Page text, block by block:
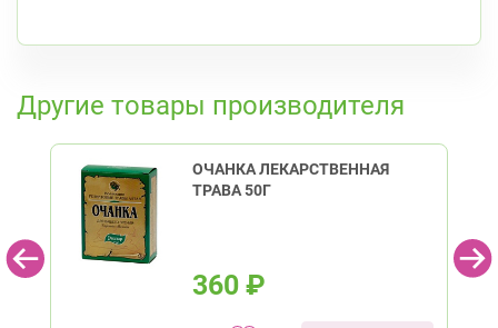
Чкаловская
пр. Королёва, д. 61
Комендантский пр.
Коломяжский пр. 26 (Аллея Поликарпова, д.
2) Круглосуточно
Пионерская
Другие товары производителя
ОЧАНКА ЛЕКАРСТВЕННАЯ
ТРАВА 50Г
360 ₽